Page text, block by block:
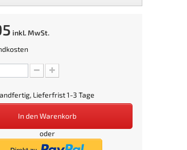
inkl. MwSt.
Lieferfrist 1-3 Tage
In den Warenkorb
oder